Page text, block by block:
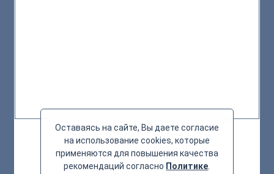
Оставаясь на сайте, Вы даете согласие
на использование cookies, которые
применяются для повышения качества
рекомендаций согласно Политике